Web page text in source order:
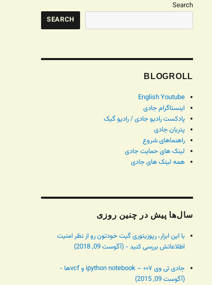
Search
SEARCH
BLOGROLL
English Youtube
اینستاگرام جادی
پادکست رادیو جادی / رادیو گیک
پتریان جادی
راهنماهای شروع
لینک های حمایت جادی
همه لینک های جادی
سال‌ها پیش در چنین روزی
با این ابزار، رپوزیتوری گیت خودتون رو از نظر امنیت
اطلاعاتش بررسی کنید - (آگوست 09, 2018)
جادی تی وی ۰۰۷ – ipython notebook و vcfها -
(آگوست 09, 2015)